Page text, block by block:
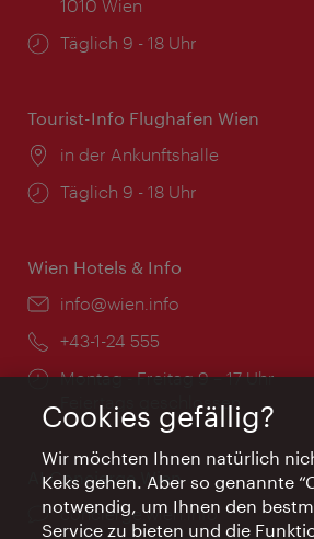
1010 Wien
Öffnungszeiten:
Täglich 9 - 18 Uhr
Tourist-Info Flughafen Wien
Ort:
in der Ankunftshalle
Öffnungszeiten:
Täglich 9 - 18 Uhr
Wien Hotels & Info
Email:
info@wien.info
Telefon:
+43-1-24 555
Öffnungszeiten:
Montag - Freitag 9 – 17 Uhr
Feiertags geschlossen
AI Concierge Wien
Ort:
concierge.wien.info
Cookies gefällig?
Wir möchten Ihnen natürlich
Keks gehen. Aber so genannte
notwendig, um Ihnen den
Service zu bieten und die